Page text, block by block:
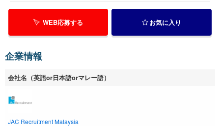
WEB応募する お気に入り
企業情報
会社名（英語or日本語orマレー語）
JAC Recruitment Malaysia